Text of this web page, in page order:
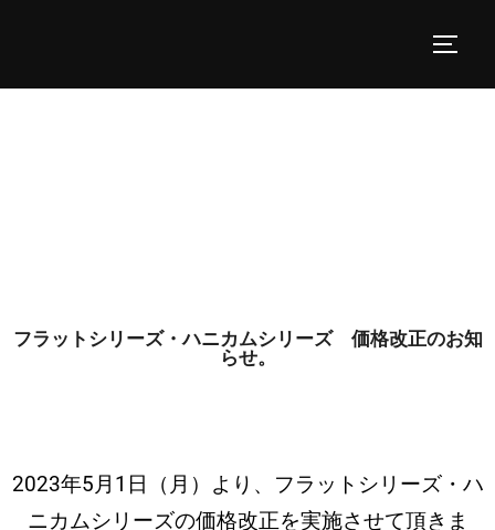
フラットシリーズ・ハニカムシリーズ 価格改正のお知
らせ。
2023年5月1日（月）より、フラットシリーズ・ハ
ニカムシリーズの価格改正を実施させて頂きま